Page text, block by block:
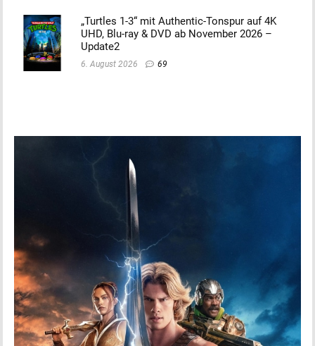
„Turtles 1-3“ mit Authentic-Tonspur auf 4K
UHD, Blu-ray & DVD ab November 2026 –
Update2
6. August 2026 69